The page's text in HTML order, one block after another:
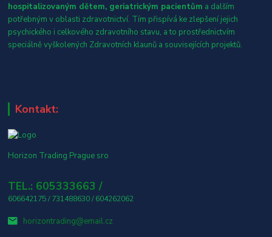
hospitalizovaným dětem, geriatrickým pacientům a dalším
potřebným v oblasti zdravotnictví. Tím přispívá ke zlepšení jejich
psychického i celkového zdravotního stavu, a to prostřednictvím
speciálně vyškolených Zdravotních klaunů a souvisejících projektů.
Kontakt:
Horizon Trading Prague sro
TEL.: 605333663 /
606642175 / 731488630 / 604262062
horizontrading@email.cz